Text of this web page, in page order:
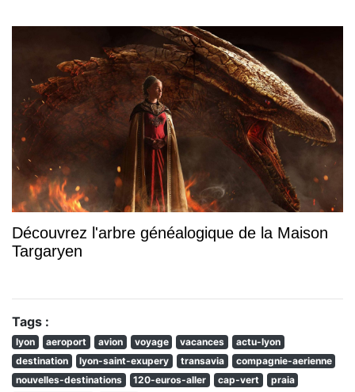
Découvrez l'arbre généalogique de la Maison
Targaryen
Tags :
lyon aeroport avion voyage vacances
actu-lyon
destination
lyon-saint-exupery transavia
compagnie-aerienne
nouvelles-destinations
120-euros-aller cap-vert
praia